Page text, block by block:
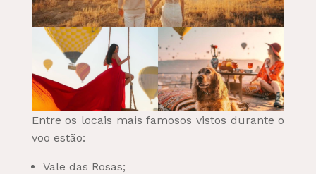
Entre os locais mais famosos vistos durante o
voo estão:
Vale das Rosas;